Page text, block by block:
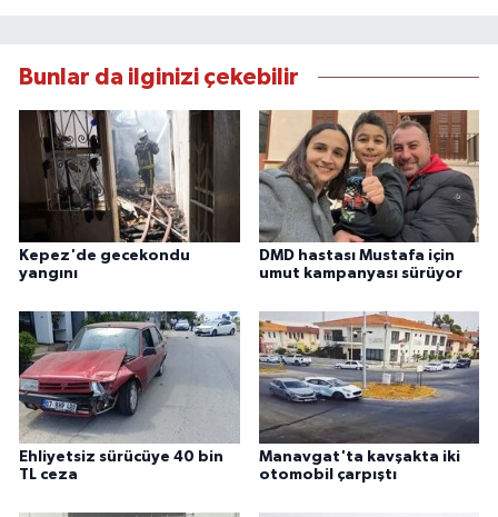
Bunlar da ilginizi çekebilir
Kepez'de gecekondu
yangını
DMD hastası Mustafa için
umut kampanyası sürüyor
Ehliyetsiz sürücüye 40 bin
TL ceza
Manavgat'ta kavşakta iki
otomobil çarpıştı